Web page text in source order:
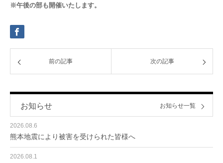
※午後の部も開催いたします。
前の記事 次の記事
お知らせ
2026.08.6
熊本地震により被害を受けられた皆様へ
2026.08.1
お知らせ一覧